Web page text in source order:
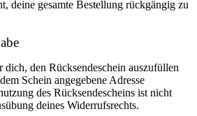
deine gesamte Bestellung rückgängig zu
den Rücksendeschein auszufüllen
Schein angegebene Adresse
des Rücksendescheins ist nicht
deines Widerrufsrechts.